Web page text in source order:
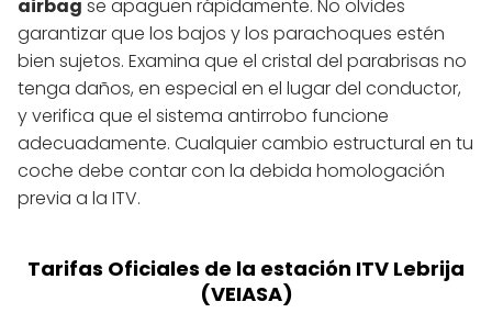
airbag se apaguen rápidamente. No olvides
garantizar que los bajos y los parachoques estén
bien sujetos. Examina que el cristal del parabrisas no
tenga daños, en especial en el lugar del conductor,
y verifica que el sistema antirrobo funcione
adecuadamente. Cualquier cambio estructural en tu
coche debe contar con la debida homologación
previa a la ITV.
Tarifas Oficiales de la estación ITV Lebrija
(VEIASA)